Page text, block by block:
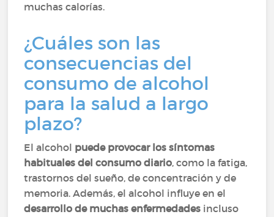
muchas calorías.
¿Cuáles son las
consecuencias del
consumo de alcohol
para la salud a largo
plazo?
El alcohol puede provocar los síntomas
habituales del consumo diario, como la fatiga,
trastornos del sueño, de concentración y de
memoria. Además, el alcohol influye en el
desarrollo de muchas enfermedades incluso